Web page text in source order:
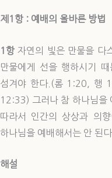
제1 항 : 예배의 올바른 방법
1항 자연의 빛은 만물을 다
만물에게 선을 행하시기
섬겨야 한다.(롬 1:20,
12:33) 그러나 참 하나님을
따라서 인간의 상상과 의
하나님을 예배해서는 안
해설